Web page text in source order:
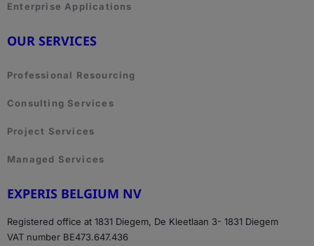
Enterprise Applications
OUR SERVICES
Professional Resourcing
Consulting Services
Project Services
Managed Services
EXPERIS BELGIUM NV
Registered office at 1831 Diegem, De Kleetlaan 3- 1831 Diegem
VAT number BE473.647.436